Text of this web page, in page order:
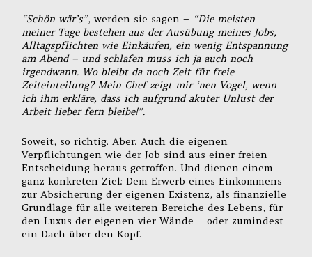
“Schön wär’s”, werden sie sagen – “Die meisten
meiner Tage bestehen aus der Ausübung meines Jobs,
Alltagspflichten wie Einkäufen, ein wenig Entspannung
am Abend – und schlafen muss ich ja auch noch
irgendwann. Wo bleibt da noch Zeit für freie
Zeiteinteilung? Mein Chef zeigt mir ‘nen Vogel, wenn
ich ihm erkläre, dass ich aufgrund akuter Unlust der
Arbeit lieber fern bleibe!”.
Soweit, so richtig. Aber: Auch die eigenen
Verpflichtungen wie der Job sind aus einer freien
Entscheidung heraus getroffen. Und dienen einem
ganz konkreten Ziel: Dem Erwerb eines Einkommens
zur Absicherung der eigenen Existenz, als finanzielle
Grundlage für alle weiteren Bereiche des Lebens, für
den Luxus der eigenen vier Wände – oder zumindest
ein Dach über den Kopf.